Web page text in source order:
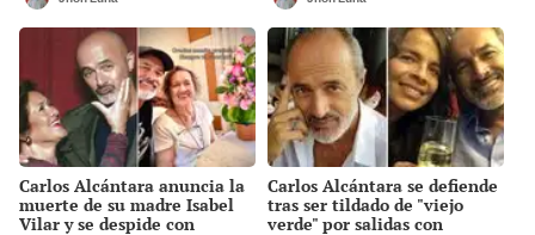
Carlos Alcántara anuncia la
muerte de su madre Isabel
Vilar y se despide con
Carlos Alcántara se defiende
tras ser tildado de "viejo
verde" por salidas con